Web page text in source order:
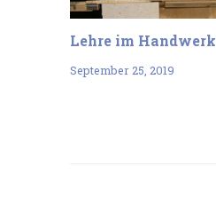
Lehre im Handwerk
September 25, 2019